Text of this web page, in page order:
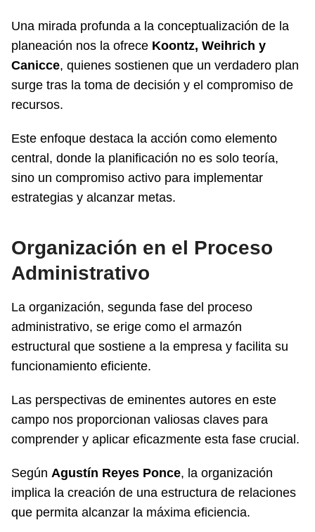
Una mirada profunda a la conceptualización de la
planeación nos la ofrece Koontz, Weihrich y
Canicce, quienes sostienen que un verdadero plan
surge tras la toma de decisión y el compromiso de
recursos.
Este enfoque destaca la acción como elemento
central, donde la planificación no es solo teoría,
sino un compromiso activo para implementar
estrategias y alcanzar metas.
Organización en el Proceso
Administrativo
La organización, segunda fase del proceso
administrativo, se erige como el armazón
estructural que sostiene a la empresa y facilita su
funcionamiento eficiente.
Las perspectivas de eminentes autores en este
campo nos proporcionan valiosas claves para
comprender y aplicar eficazmente esta fase crucial.
Según Agustín Reyes Ponce, la organización
implica la creación de una estructura de relaciones
que permita alcanzar la máxima eficiencia.